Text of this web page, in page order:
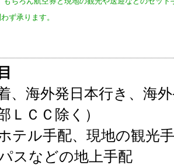
ず承ります。
、海外発日本行き、海
ＬＣＣ除く）
テル手配、現地の観光
スなどの地上手配